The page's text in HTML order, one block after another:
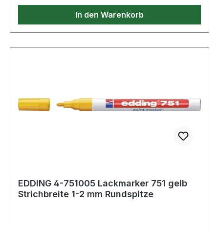
Hitzebeständigkeit
In den Warenkorb
EDDING 4-751005 Lackmarker 751 gelb
Strichbreite 1-2 mm Rundspitze